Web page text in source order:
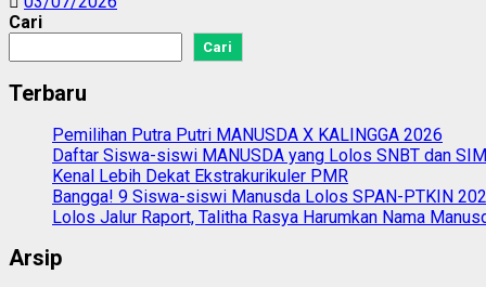
Cari
Cari
Terbaru
Pemilihan Putra Putri MANUSDA X KALINGGA 2026
Daftar Siswa-siswi MANUSDA yang Lolos SNBT dan
Kenal Lebih Dekat Ekstrakurikuler PMR
Bangga! 9 Siswa-siswi Manusda Lolos SPAN-PTKIN
Lolos Jalur Raport, Talitha Rasya Harumkan Nama
Arsip